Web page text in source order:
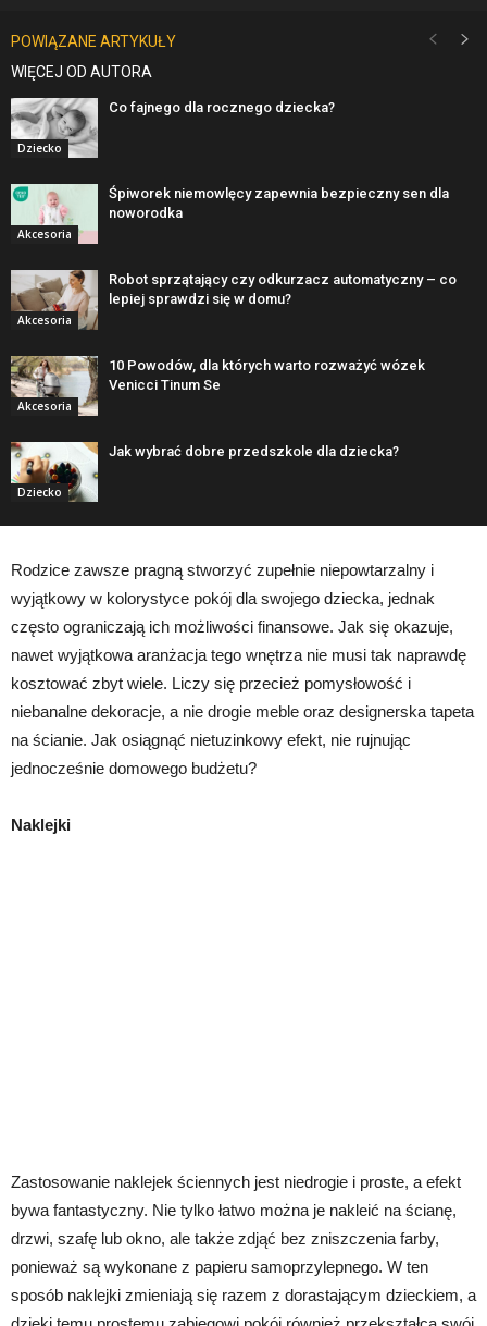
POWIĄZANE ARTYKUŁY
WIĘCEJ OD AUTORA
Dziecko
Co fajnego dla rocznego dziecka?
Akcesoria
Śpiworek niemowlęcy zapewnia bezpieczny sen dla
noworodka
Akcesoria
Robot sprzątający czy odkurzacz automatyczny – co
lepiej sprawdzi się w domu?
Akcesoria
10 Powodów, dla których warto rozważyć wózek
Venicci Tinum Se
Dziecko
Jak wybrać dobre przedszkole dla dziecka?
Rodzice zawsze pragną stworzyć zupełnie niepowtarzalny i
wyjątkowy w kolorystyce pokój dla swojego dziecka, jednak
często ograniczają ich możliwości finansowe. Jak się okazuje,
nawet wyjątkowa aranżacja tego wnętrza nie musi tak naprawdę
kosztować zbyt wiele. Liczy się przecież pomysłowość i
niebanalne dekoracje, a nie drogie meble oraz designerska tapeta
na ścianie. Jak osiągnąć nietuzinkowy efekt, nie rujnując
jednocześnie domowego budżetu?
Naklejki
Zastosowanie naklejek ściennych jest niedrogie i proste, a efekt
bywa fantastyczny. Nie tylko łatwo można je nakleić na ścianę,
drzwi, szafę lub okno, ale także zdjąć bez zniszczenia farby,
ponieważ są wykonane z papieru samoprzylepnego. W ten
sposób naklejki zmieniają się razem z dorastającym dzieckiem, a